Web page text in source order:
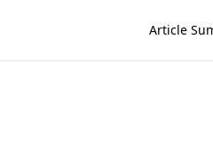
Article